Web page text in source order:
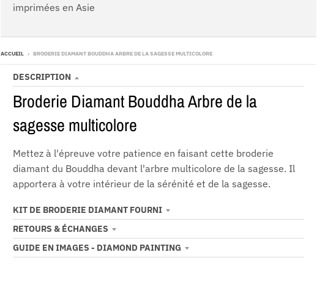
imprimées en Asie
ACCUEIL › BRODERIE DIAMANT BOUDDHA ARBRE DE LA SAGESSE MULTICOLORE
DESCRIPTION
Broderie Diamant Bouddha Arbre de la
sagesse multicolore
Mettez à l'épreuve votre patience en faisant cette broderie
diamant du Bouddha devant l'arbre multicolore de la sagesse. Il
apportera à votre intérieur de la sérénité et de la sagesse.
KIT DE BRODERIE DIAMANT FOURNI
RETOURS & ÉCHANGES
GUIDE EN IMAGES - DIAMOND PAINTING